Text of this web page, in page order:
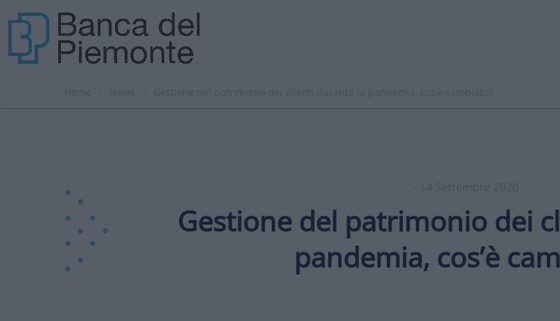
Gestione del patrimonio dei
pandemia, cos’è